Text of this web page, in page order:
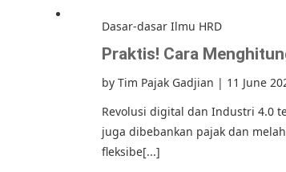
Dasar-dasar Ilmu HRD
Praktis! Cara
by Tim Pajak Gadjian | 11 June
Revolusi digital dan Industri 4.0
juga dibebankan pajak dan
fleksibe[...]